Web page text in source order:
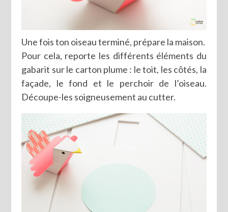
Une fois ton oiseau terminé, prépare la maison.
Pour cela, reporte les différents éléments du
gabarit sur le carton plume : le toit, les côtés, la
façade, le fond et le perchoir de l’oiseau.
Découpe-les soigneusement au cutter.